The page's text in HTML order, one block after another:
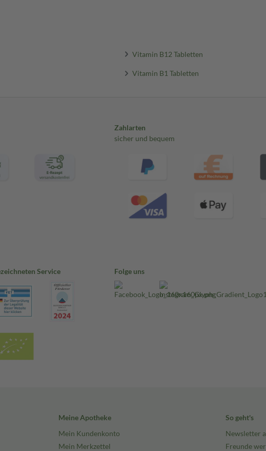
Vitamin B12 Tabletten
Vitamin B1 Tabletten
Zahlarten
sicher und bequem
Service Folge uns
Meine Apotheke
Mein Kundenkonto
Mein Merkzettel
So geht's
Newsletter
Freunde